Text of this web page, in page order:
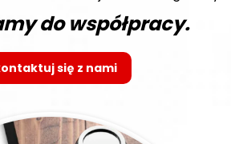
do współpracy.
się z nami